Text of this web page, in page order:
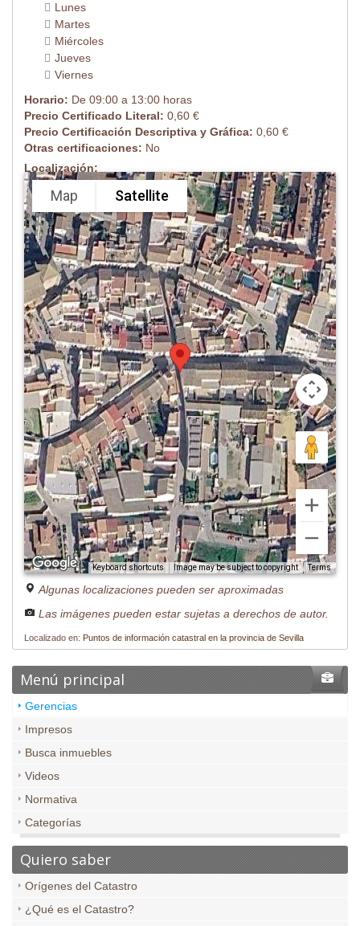
Lunes
Martes
Miércoles
Jueves
Viernes
Horario: De 09:00 a 13:00 horas
Precio Certificado Literal: 0,60 €
Precio Certificación Descriptiva y Gráfica: 0,60 €
Otras certificaciones: No
Localización:
Map Satellite
Keyboard shortcuts Image may be subject to copyright Terms
Algunas localizaciones pueden ser aproximadas
Las imágenes pueden estar sujetas a derechos de autor.
Localizado en: Puntos de información catastral en la provincia de Sevilla
Menú principal
Gerencias
Impresos
Busca inmuebles
Videos
Normativa
Categorías
Quiero saber
Orígenes del Catastro
¿Qué es el Catastro?